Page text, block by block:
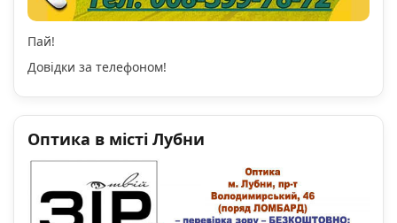
Пай!
Довідки за телефоном!
Оптика в місті Лубни